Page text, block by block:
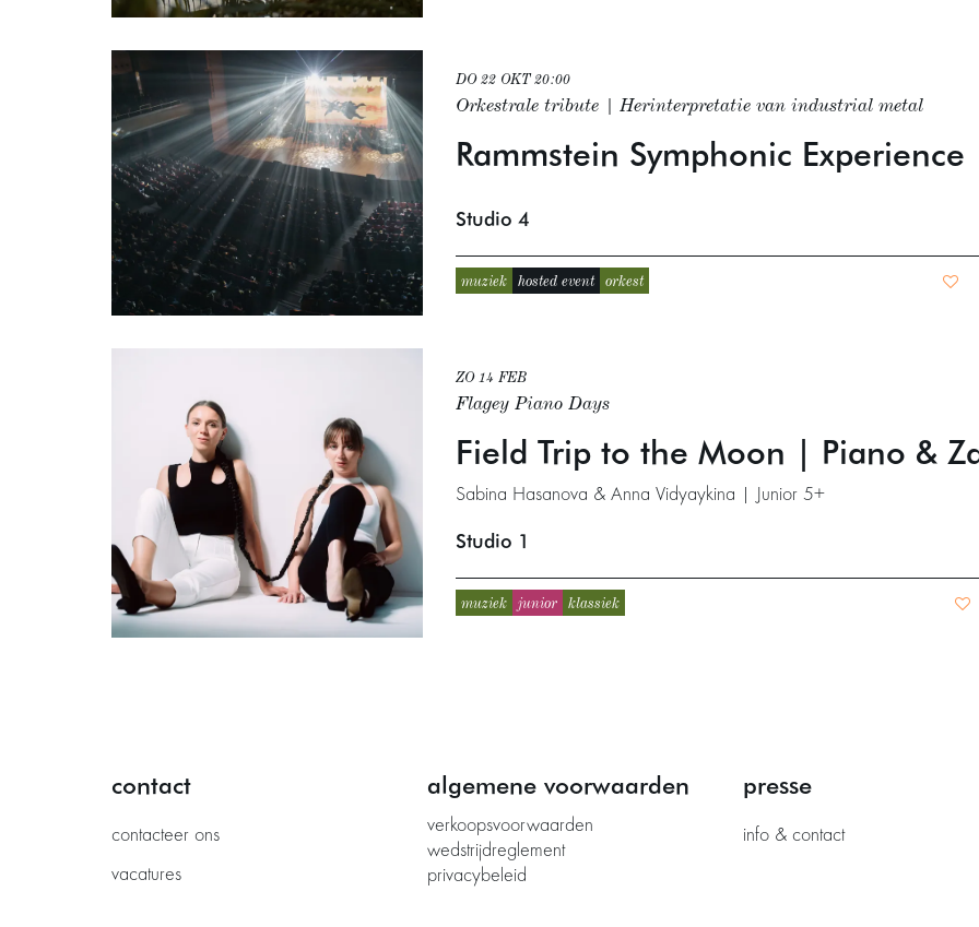
Rammstein Symphonic Experience
Orkestrale tribute | Herinterpretatie van industrial metal
DO 22 OKT 20:00
Studio 4
muziek hosted event orkest
Field Trip to the Moon | Piano &
Sabina Hasanova & Anna Vidyaykina | Junior 5+
Flagey Piano Days
ZO 14 FEB
Studio 1
muziek junior klassiek
contact
contacteer ons
vacatures
algemene voorwaarden
verkoopsvoorwaarden
wedstrijdreglement
privacybeleid
presse
info & contact